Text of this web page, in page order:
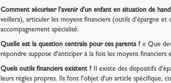
Comment sécuriser l'avenir d'un enfant en situation de
veillera), articuler les moyens financiers (outils d'épargne
accompagnement spécialisé.
Quelle est la question centrale pour ces parents ?« Que
répondre suppose d'anticiper à la fois les moyens
Quels outils financiers existent ?Il existe des dispositifs
leurs règles propres. Ils font l'objet d'un article spécifique,